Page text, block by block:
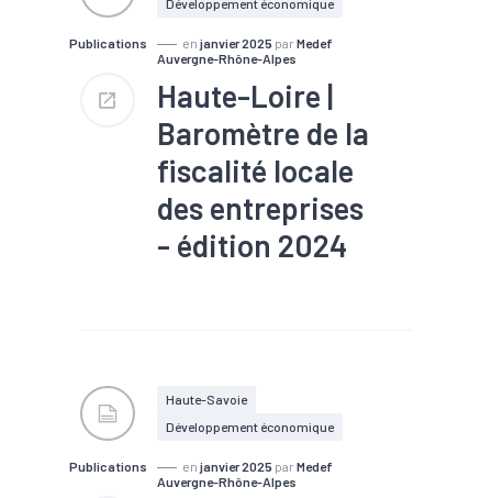
Publications en janvier 2025 par Medef
Auvergne-Rhône-Alpes
Haute-Loire |
Baromètre de la
fiscalité locale
des entreprises
- édition 2024
Publications
Haute-Savoie
Développement économique
en janvier 2025 par Medef
Auvergne-Rhône-Alpes